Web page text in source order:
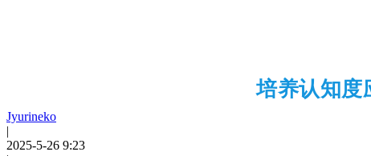
培养认知度
Jyurineko
|
2025-5-26 9:23